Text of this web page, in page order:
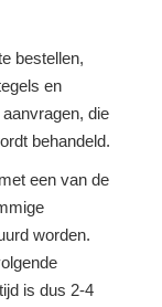
bestellen,
en
die
behandeld.
een van de
worden.
is dus 2-4